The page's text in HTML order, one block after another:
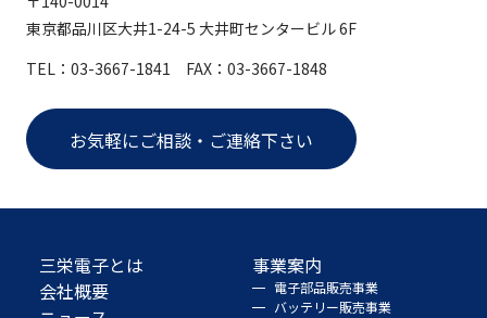
東京都品川区大井1-24-5 大井町センタービル 6F
TEL：03-3667-1841 FAX：03-3667-1848
お気軽にご相談・ご連絡下さい
三栄電子とは
会社概要
事業案内
電子部品販売事業
バッテリー販売事業